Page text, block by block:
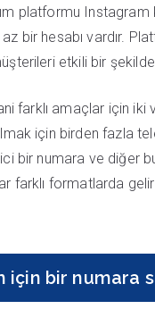
platformu Instagram
bir hesabı vardır.
etkili bir
farklı amaçlar için
için birden fazla
bir numara ve diğer
farklı formatlarda
için bir numara